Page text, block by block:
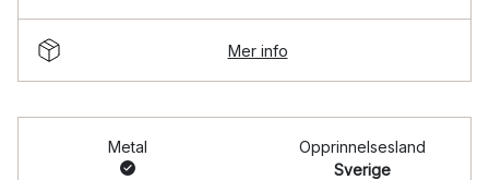
Mer info
Metal
Opprinnelsesland
Sverige